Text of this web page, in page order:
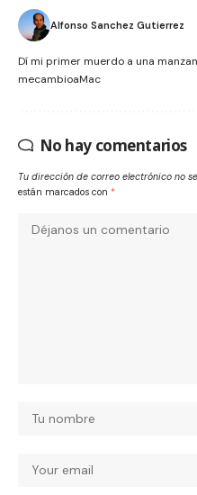
Alfonso Sanchez Gutierrez
Dí mi primer muerdo a una
mecambioaMac
No hay comentarios
Tu dirección de correo electrónico no
están marcados con *